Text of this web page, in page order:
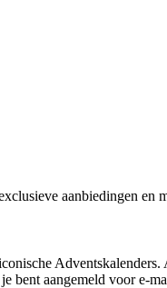
aanbiedingen en
aangemeld voor e-